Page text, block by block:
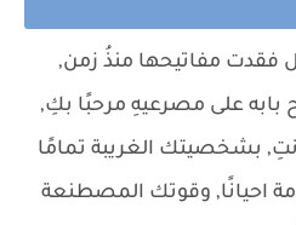
فقدت مفاتيحها منذُ زمن,
بابه على مصرعيهِ مرحبًا بكِ,
بشخصيتك الغريبة تمامًا
احيانًا, وقوتك المصطنعة